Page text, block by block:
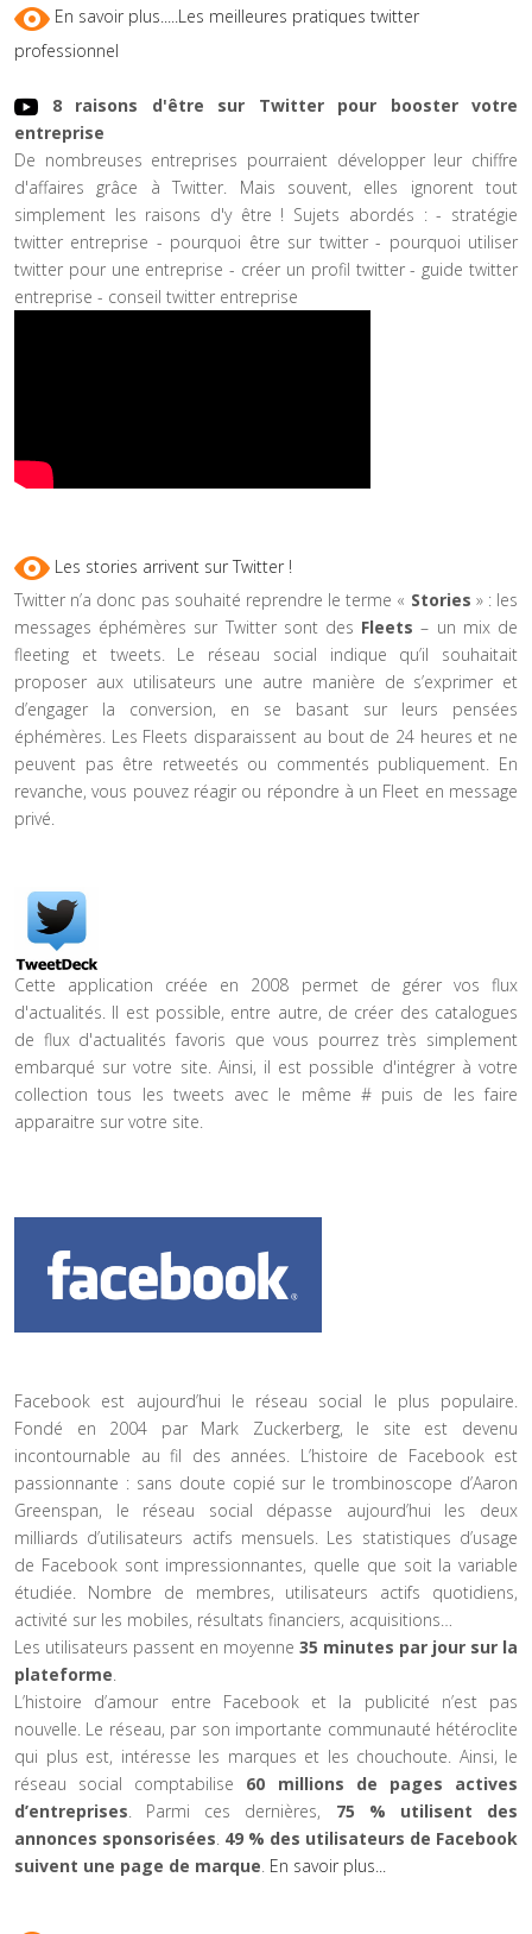
En savoir plus.....Les meilleures pratiques twitter
professionnel
8 raisons d'être sur Twitter pour booster votre
entreprise
De nombreuses entreprises pourraient développer leur chiffre
d'affaires grâce à Twitter. Mais souvent, elles ignorent tout
simplement les raisons d'y être ! Sujets abordés : - stratégie
twitter entreprise - pourquoi être sur twitter - pourquoi utiliser
twitter pour une entreprise - créer un profil twitter - guide twitter
entreprise - conseil twitter entreprise
Les stories arrivent sur Twitter !
Twitter n’a donc pas souhaité reprendre le terme « Stories » : les
messages éphémères sur Twitter sont des Fleets – un mix de
fleeting et tweets. Le réseau social indique qu’il souhaitait
proposer aux utilisateurs une autre manière de s’exprimer et
d’engager la conversion, en se basant sur leurs pensées
éphémères. Les Fleets disparaissent au bout de 24 heures et ne
peuvent pas être retweetés ou commentés publiquement. En
revanche, vous pouvez réagir ou répondre à un Fleet en message
privé.
Cette application créée en 2008 permet de gérer vos flux
d'actualités. Il est possible, entre autre, de créer des catalogues
de flux d'actualités favoris que vous pourrez très simplement
embarqué sur votre site. Ainsi, il est possible d'intégrer à votre
collection tous les tweets avec le même # puis de les faire
apparaitre sur votre site.
Facebook est aujourd’hui le réseau social le plus populaire.
Fondé en 2004 par Mark Zuckerberg, le site est devenu
incontournable au fil des années. L’histoire de Facebook est
passionnante : sans doute copié sur le trombinoscope d’Aaron
Greenspan, le réseau social dépasse aujourd’hui les deux
milliards d’utilisateurs actifs mensuels. Les statistiques d’usage
de Facebook sont impressionnantes, quelle que soit la variable
étudiée. Nombre de membres, utilisateurs actifs quotidiens,
activité sur les mobiles, résultats financiers, acquisitions…
Les utilisateurs passent en moyenne 35 minutes par jour sur la
plateforme.
L’histoire d’amour entre Facebook et la publicité n’est pas
nouvelle. Le réseau, par son importante communauté hétéroclite
qui plus est, intéresse les marques et les chouchoute. Ainsi, le
réseau social comptabilise 60 millions de pages actives
d’entreprises. Parmi ces dernières, 75 % utilisent des
annonces sponsorisées. 49 % des utilisateurs de Facebook
suivent une page de marque. En savoir plus...